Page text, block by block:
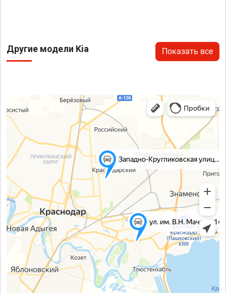
Другие модели Kia Показать все